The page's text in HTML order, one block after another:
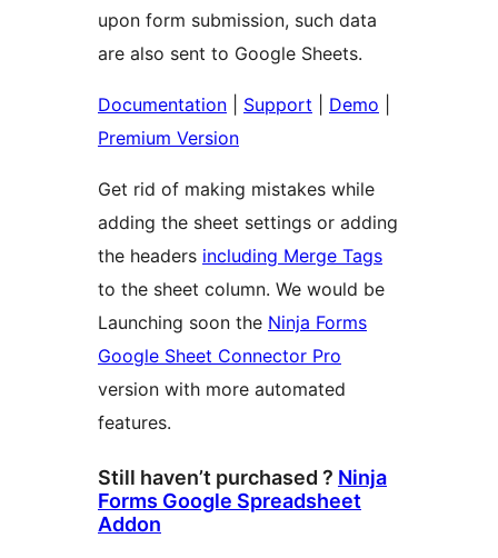
upon form submission, such data
are also sent to Google Sheets.
Documentation Support Demo
Premium Version
Get rid of making mistakes while
adding the sheet settings or adding
the headers including Merge Tags
to the sheet column. We would be
Launching soon the Ninja Forms
Google Sheet Connector Pro
version with more automated
features.
Still haven’t purchased ? Ninja
Forms Google Spreadsheet
Addon